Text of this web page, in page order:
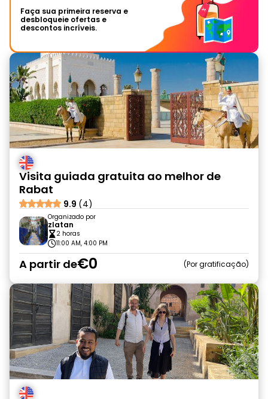
Faça sua primeira reserva e
desbloqueie ofertas e
descontos incríveis.
Visita guiada gratuita ao melhor de
Rabat
9.9 (4)
Organizado por
zlatan
2 horas
11:00 AM, 4:00 PM
A partir de€0 Por gratificação